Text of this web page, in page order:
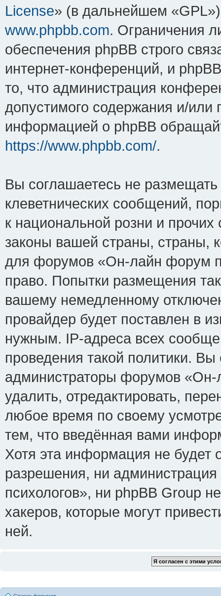
License» (в дальнейшем
www.phpbb.com. Ограничения
обеспечения phpBB строго
интернет-конференций, и
то, что администрация
допустимого содержания и/или
информацией о phpBB
https://www.phpbb.com/.
Вы соглашаетесь не
клеветнических сообщений,
к национальной розни и
законы вашей страны, страны,
для форумов «Он-лайн форум
право. Попытки размещения
вашему немедленному
провайдер будет поставлен в
нужным. IP-адреса всех
проведения такой политики.
администраторы форумов
удалить, отредактировать,
любое время по своему
тем, что введённая вами
Хотя эта информация не будет
разрешения, ни
психологов», ни phpBB Group
хакеров, которые могут
ней.